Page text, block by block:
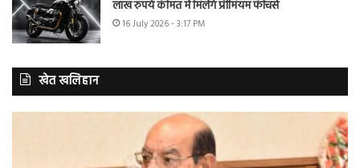
लाख रुपये कीमत में मिलेंगे प्रीमियम फीचर्स
16 July 2026 - 3:17 PM
खेत खलिहान